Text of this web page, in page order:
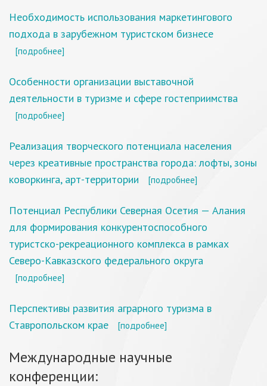
Необходимость использования маркетингового
подхода в зарубежном туристском бизнесе
[подробнее]
Особенности организации выставочной
деятельности в туризме и сфере гостеприимства
[подробнее]
Реализация творческого потенциала населения
через креативные пространства города: лофты, зоны
коворкинга, арт-территории
[подробнее]
Потенциал Республики Северная Осетия — Алания
для формирования конкурентоспособного
туристско-рекреационного комплекса в рамках
Северо-Кавказского федерального округа
[подробнее]
Перспективы развития аграрного туризма в
Ставропольском крае
[подробнее]
Международные научные
конференции: